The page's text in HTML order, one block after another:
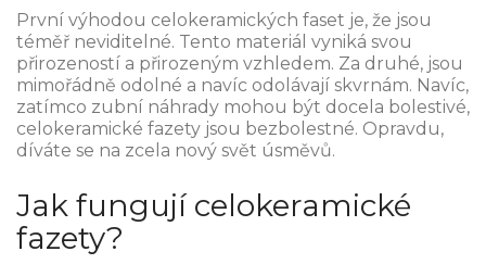
První výhodou celokeramických faset je, že jsou
téměř neviditelné. Tento materiál vyniká svou
přirozeností a přirozeným vzhledem. Za druhé, jsou
mimořádně odolné a navíc odolávají skvrnám. Navíc,
zatímco zubní náhrady mohou být docela bolestivé,
celokeramické fazety jsou bezbolestné. Opravdu,
díváte se na zcela nový svět úsměvů.
Jak fungují celokeramické
fazety?